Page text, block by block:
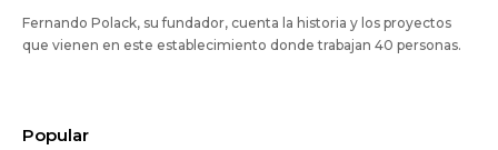
Fernando Polack, su fundador, cuenta la historia y los proyectos
que vienen en este establecimiento donde trabajan 40 personas.
Popular